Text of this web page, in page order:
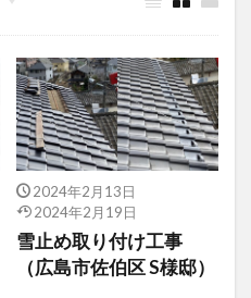
2024年2月13日
2024年2月19日
雪止め取り付け工事
（広島市佐伯区 S様邸）